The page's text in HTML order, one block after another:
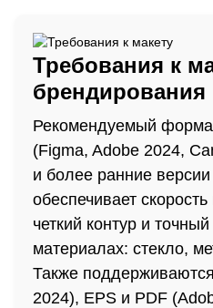
Требования к
брендирования
Рекомендуемый
(Figma, Adobe 2024,
и более ранние
обеспечивает
четкий контур и
материалах: стекло,
Также
2024), EPS и PDF